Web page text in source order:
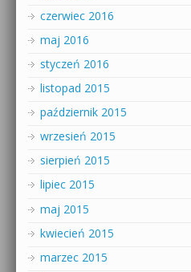
czerwiec 2016
maj 2016
styczeń 2016
listopad 2015
październik 2015
wrzesień 2015
sierpień 2015
lipiec 2015
maj 2015
kwiecień 2015
marzec 2015